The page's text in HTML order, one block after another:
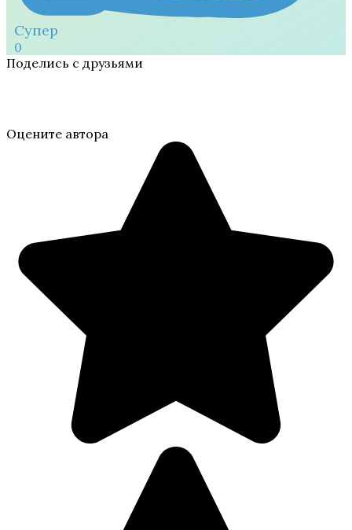
Супер
0
Поделись с друзьями
Оцените автора